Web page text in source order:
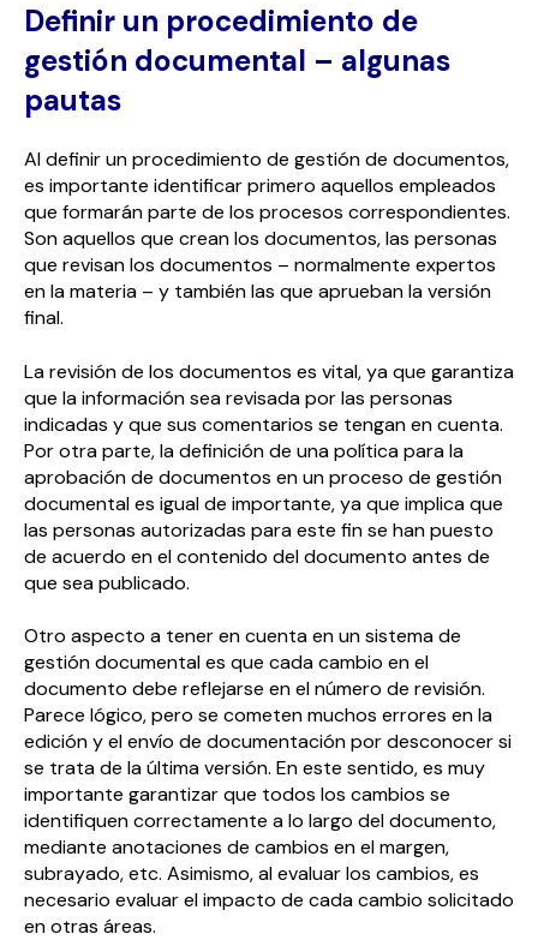
Definir un procedimiento de
gestión documental – algunas
pautas
Al definir un procedimiento de gestión de documentos,
es importante identificar primero aquellos empleados
que formarán parte de los procesos correspondientes.
Son aquellos que crean los documentos, las personas
que revisan los documentos – normalmente expertos
en la materia – y también las que aprueban la versión
final.
La revisión de los documentos es vital, ya que garantiza
que la información sea revisada por las personas
indicadas y que sus comentarios se tengan en cuenta.
Por otra parte, la definición de una política para la
aprobación de documentos en un proceso de gestión
documental es igual de importante, ya que implica que
las personas autorizadas para este fin se han puesto
de acuerdo en el contenido del documento antes de
que sea publicado.
Otro aspecto a tener en cuenta en un sistema de
gestión documental es que cada cambio en el
documento debe reflejarse en el número de revisión.
Parece lógico, pero se cometen muchos errores en la
edición y el envío de documentación por desconocer si
se trata de la última versión. En este sentido, es muy
importante garantizar que todos los cambios se
identifiquen correctamente a lo largo del documento,
mediante anotaciones de cambios en el margen,
subrayado, etc. Asimismo, al evaluar los cambios, es
necesario evaluar el impacto de cada cambio solicitado
en otras áreas.